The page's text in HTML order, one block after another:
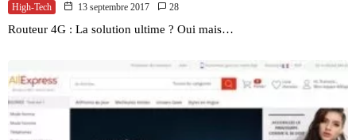
High-Tech 13 septembre 2017 28
Routeur 4G : La solution ultime ? Oui mais…